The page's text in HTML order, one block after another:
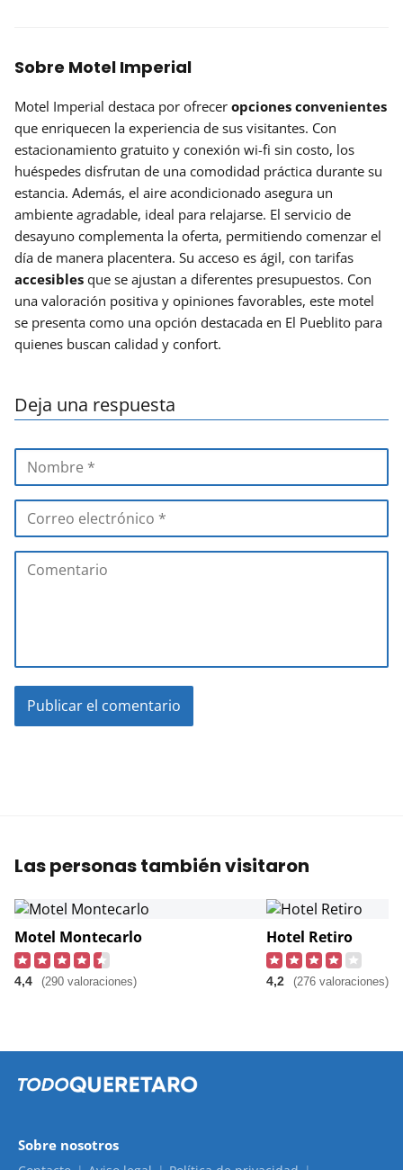
Sobre Motel Imperial
Motel Imperial destaca por ofrecer opciones convenientes
que enriquecen la experiencia de sus visitantes. Con
estacionamiento gratuito y conexión wi-fi sin costo, los
huéspedes disfrutan de una comodidad práctica durante su
estancia. Además, el aire acondicionado asegura un
ambiente agradable, ideal para relajarse. El servicio de
desayuno complementa la oferta, permitiendo comenzar el
día de manera placentera. Su acceso es ágil, con tarifas
accesibles que se ajustan a diferentes presupuestos. Con
una valoración positiva y opiniones favorables, este motel
se presenta como una opción destacada en El Pueblito para
quienes buscan calidad y confort.
Deja una respuesta
Las personas también visitaron
Motel Montecarlo
4,4 (290 valoraciones)
Hotel Retiro
4,2 (276 valoraciones)
Sobre nosotros